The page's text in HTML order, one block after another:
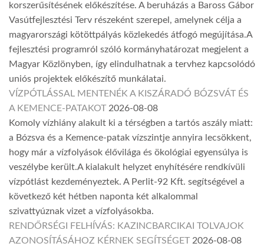
korszerűsítésének előkészítése. A beruházás a Baross Gábor
Vasútfejlesztési Terv részeként szerepel, amelynek célja a
magyarországi kötöttpályás közlekedés átfogó megújítása.A
fejlesztési programról szóló kormányhatározat megjelent a
Magyar Közlönyben, így elindulhatnak a tervhez kapcsolódó
uniós projektek előkészítő munkálatai.
VÍZPÓTLÁSSAL MENTENÉK A KISZÁRADÓ BÓZSVÁT ÉS
A KEMENCE-PATAKOT 2026-08-08
Komoly vízhiány alakult ki a térségben a tartós aszály miatt:
a Bózsva és a Kemence-patak vízszintje annyira lecsökkent,
hogy már a vízfolyások élővilága és ökológiai egyensúlya is
veszélybe került.A kialakult helyzet enyhítésére rendkívüli
vízpótlást kezdeményeztek. A Perlit-92 Kft. segítségével a
következő két hétben naponta két alkalommal
szivattyúznak vizet a vízfolyásokba.
RENDŐRSÉGI FELHÍVÁS: KAZINCBARCIKAI TOLVAJOK
AZONOSÍTÁSÁHOZ KÉRNEK SEGÍTSÉGET 2026-08-08